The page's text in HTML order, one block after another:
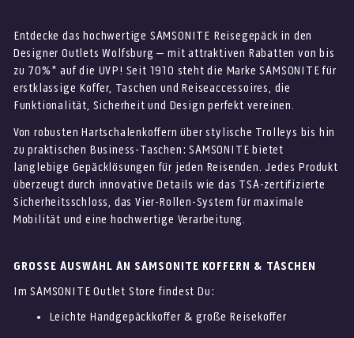
Entdecke das hochwertige SAMSONITE Reisegepäck in den
Designer Outlets Wolfsburg – mit attraktiven Rabatten von bis
zu 70%* auf die UVP! Seit 1910 steht die Marke SAMSONITE für
erstklassige Koffer, Taschen und Reiseaccessoires, die
Funktionalität, Sicherheit und Design perfekt vereinen.
Von robusten Hartschalenkoffern über stylische Trolleys bis hin
zu praktischen Business-Taschen: SAMSONITE bietet
langlebige Gepäcklösungen für jeden Reisenden. Jedes Produkt
überzeugt durch innovative Details wie das TSA-zertifizierte
Sicherheitsschloss, das Vier-Rollen-System für maximale
Mobilität und eine hochwertige Verarbeitung.
GROSSE AUSWAHL AN SAMSONITE KOFFERN & TASCHEN
Im SAMSONITE Outlet Store findest Du:
Leichte Handgepäckkoffer & große Reisekoffer